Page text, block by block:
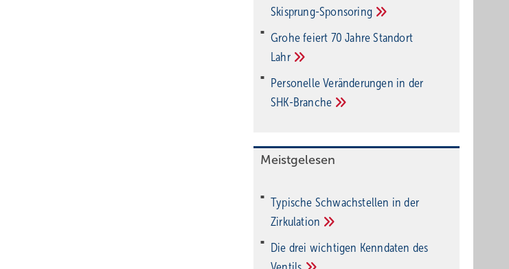
Ski­sprung-Spon­soring
Grohe feiert 70 Jahre Standort
Lahr
Personelle Veränderungen in der
SHK-Branche
Meistgelesen
Typische Schwachstellen in der
Zirkulation
Die drei wichtigen Kenndaten des